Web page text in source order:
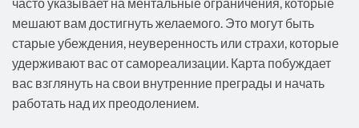
мешают вам достигнуть желаемого. Это могут быть
старые убеждения, неуверенность или страхи, которые
удерживают вас от самореализации. Карта побуждает
вас взглянуть на свои внутренние преграды и начать
работать над их преодолением.